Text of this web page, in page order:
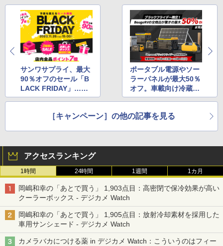
サンワサプライ、最大
90％オフのセール「B
LACK FRIDAY」…フ
ィルムスキャナーやポ
ポータブル電源やソー
ラーパネルが最大50％
オフ。車載向け冷蔵庫
も対象
［キャンペーン］の他の記事を見る
アクセスランキング
1時間 24時間 1週間 1カ月
岡嶋和幸の「あとで買う」 1,903点目：高密閉で保冷効果が高い
クーラーボックス - デジカメ Watch
岡嶋和幸の「あとで買う」 1,905点目：放射冷却素材を採用した
車用サンシェード - デジカメ Watch
カメラバカにつける薬 in デジカメ Watch：こういうのはフィー